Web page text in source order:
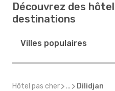
Découvrez des
destinations
Villes populaires
Hôtel pas cher ... Dilidjan